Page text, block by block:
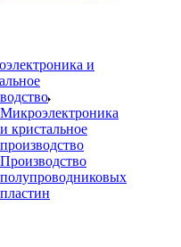
и
Микроэлектроника
и кристальное
производство
Производство
полупроводниковых
пластин